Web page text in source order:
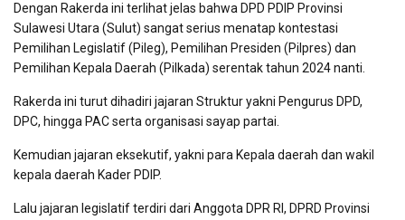
Dengan Rakerda ini terlihat jelas bahwa DPD PDIP Provinsi
Sulawesi Utara (Sulut) sangat serius menatap kontestasi
Pemilihan Legislatif (Pileg), Pemilihan Presiden (Pilpres) dan
Pemilihan Kepala Daerah (Pilkada) serentak tahun 2024 nanti.
Rakerda ini turut dihadiri jajaran Struktur yakni Pengurus DPD,
DPC, hingga PAC serta organisasi sayap partai.
Kemudian jajaran eksekutif, yakni para Kepala daerah dan wakil
kepala daerah Kader PDIP.
Lalu jajaran legislatif terdiri dari Anggota DPR RI, DPRD Provinsi